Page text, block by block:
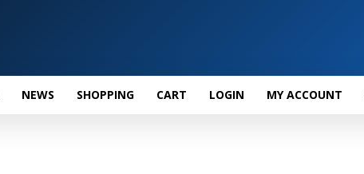
NEWS SHOPPING CART LOGIN MY ACCOUNT